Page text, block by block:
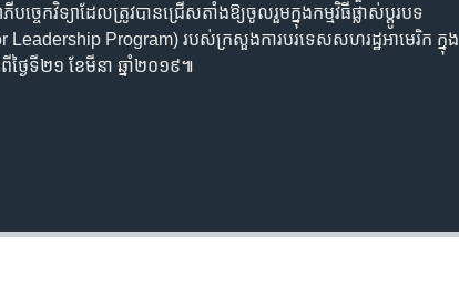
កវិទ្យា​ដែល​ត្រូវ​បាន​ជ្រើស​តាំង​ឱ្យ​ចូលរួម​ក្នុង​កម្មវិធី​ផ្លាស់ប្ដូរ​បទ
Leadership Program) ​របស់​ក្រសួង​ការបរទេស​សហរដ្ឋ​អាមេរិក ក្នុង​
ងៃ​ទី​២១ ខែ​មីនា ឆ្នាំ​២០១៩៕